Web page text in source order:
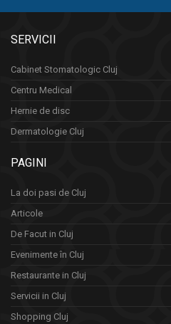
SERVICII
Cabinet Stomatologic Cluj
Centru Medical
Hernie de disc
Dermatologie Cluj
PAGINI
La doi pasi de Cluj
Articole
De Facut in Cluj
Evenimente în Cluj
Restaurante in Cluj
Servicii in Cluj
Shopping Cluj